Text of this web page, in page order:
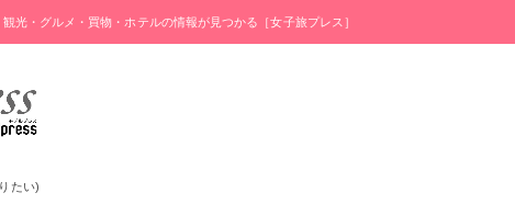
光・グルメ・買物・ホテルの情報が見つかる［女子旅プレス］
たい)